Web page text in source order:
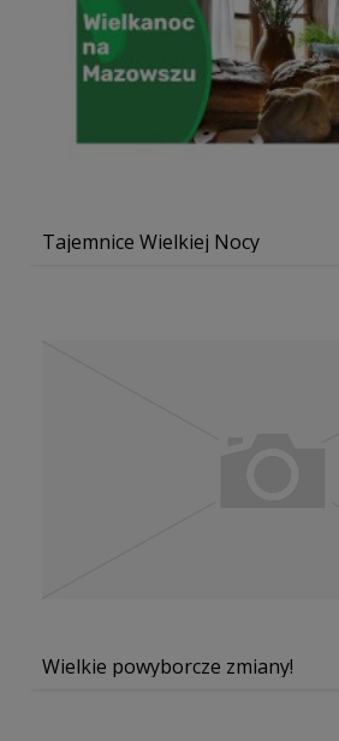
Tajemnice Wielkiej Nocy
Wielkie powyborcze zmiany!